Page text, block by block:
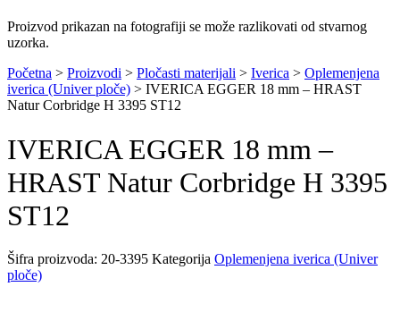
Proizvod prikazan na fotografiji se može razlikovati od stvarnog
uzorka.
Početna > Proizvodi > Pločasti materijali > Iverica > Oplemenjena
iverica (Univer ploče) > IVERICA EGGER 18 mm – HRAST
Natur Corbridge H 3395 ST12
IVERICA EGGER 18 mm –
HRAST Natur Corbridge H 3395
ST12
Šifra proizvoda: 20-3395 Kategorija Oplemenjena iverica (Univer
ploče)